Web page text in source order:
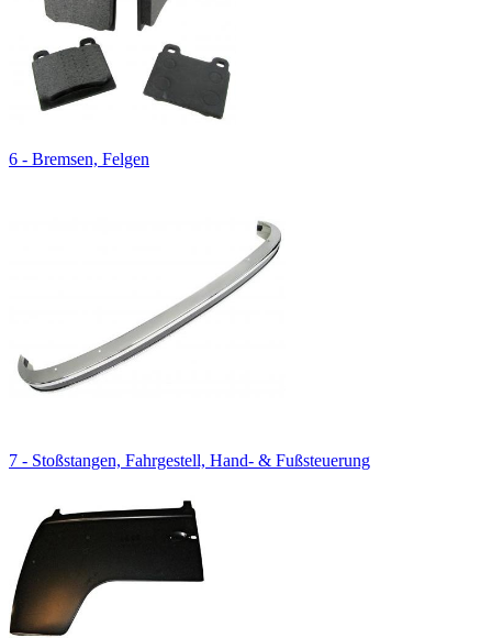
6 - Bremsen, Felgen
7 - Stoßstangen, Fahrgestell, Hand- & Fußsteuerung